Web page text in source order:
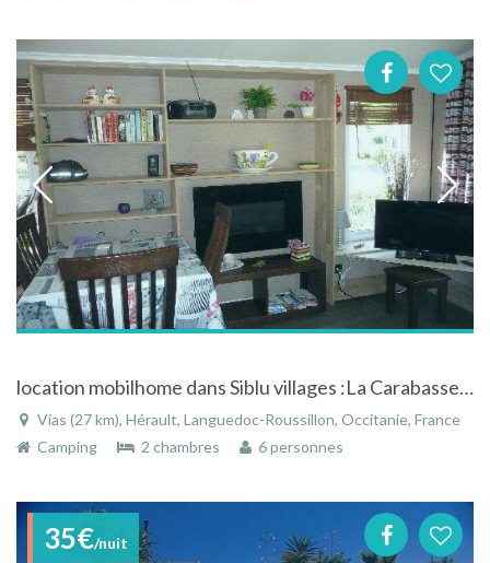
location mobilhome dans Siblu villages :La Carabasse ,Vias plage ,Herault 34450
Vias (27 km), Hérault, Languedoc-Roussillon, Occitanie, France
Camping
2 chambres 6 personnes
35€/nuit